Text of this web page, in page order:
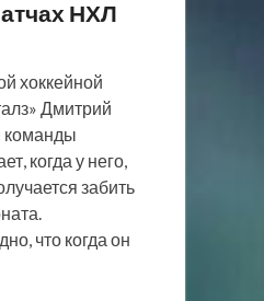
НХЛ
хоккейной
Дмитрий
команды
когда у него,
забить
что когда он